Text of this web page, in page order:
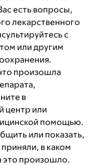
есть вопросы,
лекарственного
с
или другим
произошла
в
центр или
помощью.
или показать,
в каком
это произошло.